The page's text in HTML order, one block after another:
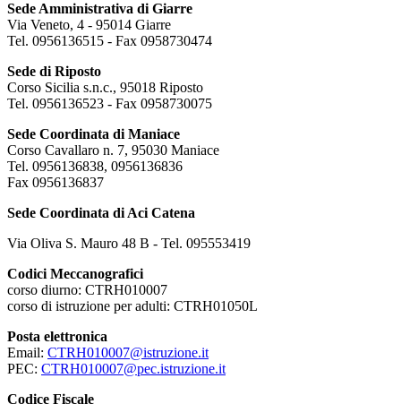
Sede Amministrativa di Giarre
Via Veneto, 4 - 95014 Giarre
Tel. 0956136515 - Fax 0958730474
Sede di Riposto
Corso Sicilia s.n.c., 95018 Riposto
Tel. 0956136523 - Fax 0958730075
Sede Coordinata di Maniace
Corso Cavallaro n. 7, 95030 Maniace
Tel. 0956136838, 0956136836
Fax 0956136837
Sede Coordinata di Aci Catena
Via Oliva S. Mauro 48 B - Tel. 095553419
Codici Meccanografici
corso diurno: CTRH010007
corso di istruzione per adulti: CTRH01050L
Posta elettronica
Email: CTRH010007@istruzione.it
PEC: CTRH010007@pec.istruzione.it
Codice Fiscale